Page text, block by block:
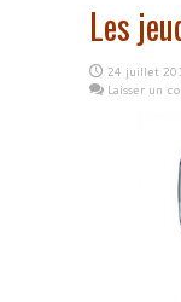
Les
24 juillet
Laisser un